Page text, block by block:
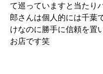
て巡っていますと当たり
郎さんは個人的には千葉
けなのに勝手に信頼を置
お店です笑